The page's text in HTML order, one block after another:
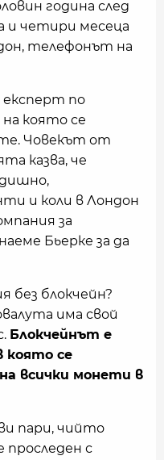
година след
и четири месеца
телефонът на
по
която се
Човекът от
казва, че
и коли в Лондон
за
Бьерке за да
без блокчейн?
има свой
Блокчейнът е
която се
всички монети в
пари, чийто
проследен с